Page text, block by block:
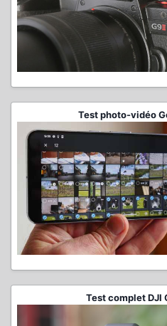
Test photo-vidéo
Test complet DJI